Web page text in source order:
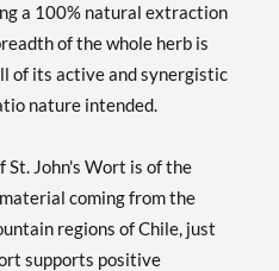
a 100% natural extraction
of the whole herb is
of its active and synergistic
nature intended.
John's Wort is of the
coming from the
regions of Chile, just
supports positive